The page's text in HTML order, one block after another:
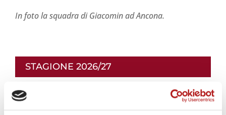
In foto la squadra di Giacomin ad Ancona.
STAGIONE 2026/27